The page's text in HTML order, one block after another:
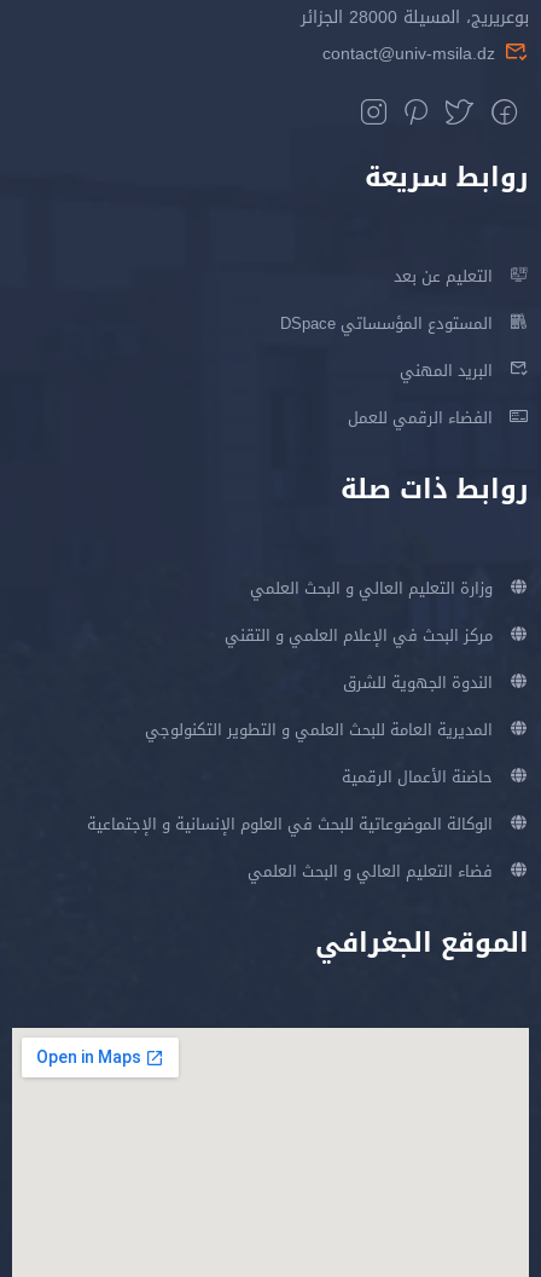
بوعريريج، المسيلة 28000 الجزائر
contact@univ-msila.dz
روابط سريعة
التعليم عن بعد
المستودع المؤسساتي DSpace
البريد المهني
الفضاء الرقمي للعمل
روابط ذات صلة
وزارة التعليم العالي و البحث العلمي
مركز البحث في الإعلام العلمي و التقني
الندوة الجهوية للشرق
المديرية العامة للبحث العلمي و التطوير التكنولوجي
حاضنة الأعمال الرقمية
الوكالة الموضوعاتية للبحث في العلوم الإنسانية و الإجتماعية
فضاء التعليم العالي و البحث العلمي
الموقع الجغرافي